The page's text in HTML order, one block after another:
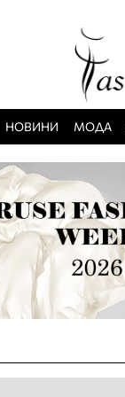
НОВИНИ МОДА